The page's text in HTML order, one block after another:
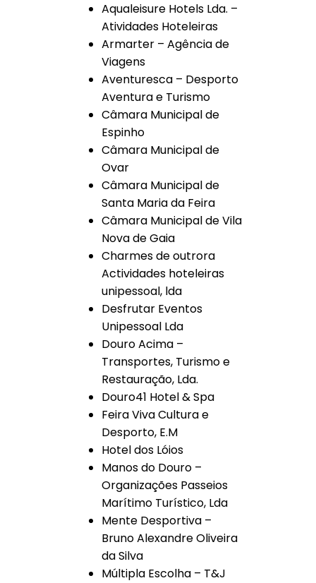
Aqualeisure Hotels Lda. –
Atividades Hoteleiras
Armarter – Agência de
Viagens
Aventuresca – Desporto
Aventura e Turismo
Câmara Municipal de
Espinho
Câmara Municipal de
Ovar
Câmara Municipal de
Santa Maria da Feira
Câmara Municipal de Vila
Nova de Gaia
Charmes de outrora
Actividades hoteleiras
unipessoal, lda
Desfrutar Eventos
Unipessoal Lda
Douro Acima –
Transportes, Turismo e
Restauração, Lda.
Douro41 Hotel & Spa
Feira Viva Cultura e
Desporto, E.M
Hotel dos Lóios
Manos do Douro –
Organizações Passeios
Marítimo Turístico, Lda
Mente Desportiva –
Bruno Alexandre Oliveira
da Silva
Múltipla Escolha – T&J